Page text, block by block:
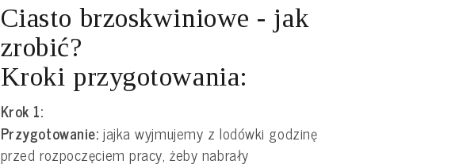
Ciasto brzoskwiniowe - jak
zrobić?
Kroki przygotowania:
Krok 1:
Przygotowanie:jajka wyjmujemy z lodówki godzinę
przed rozpoczęciem pracy, żeby nabrały